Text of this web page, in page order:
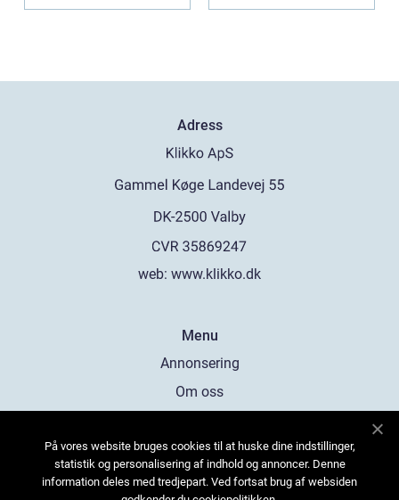
Adress
web: www.klikko.dk
Menu
Annonsering
Om oss
Kontakta oss
Sitemap
På vores website bruges cookies til at huske dine indstillinger,
statistik og personalisering af indhold og annoncer. Denne
information deles med tredjepart. Ved fortsat brug af websiden